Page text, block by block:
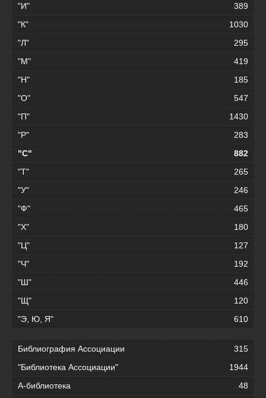
"И"
389
"К"
1030
"Л"
295
"М"
419
"Н"
185
"О"
547
"П"
1430
"Р"
283
"С"
882
"Т"
265
"У"
246
"Ф"
465
"Х"
180
"Ц"
127
"Ч"
192
"Ш"
446
"Щ"
120
"Э, Ю, Я"
610
Библиография Ассоциации
315
"Библиотека Ассоциации"
1944
А-библиотека
48